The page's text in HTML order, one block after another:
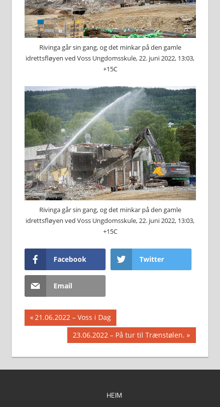
Rivinga går sin gang, og det minkar på den gamle
idrettsfløyen ved Voss Ungdomsskule, 22. juni 2022, 13:03,
+15C
Rivinga går sin gang, og det minkar på den gamle
idrettsfløyen ved Voss Ungdomsskule, 22. juni 2022, 13:03,
+15C
Facebook Twitter
Email
Innleggsnavigasjon
Previous
Post:
21.06.2022 – Voss i Dag
Next
Post:
23.06.2022 – På tur til Trænstølen.
HEIM